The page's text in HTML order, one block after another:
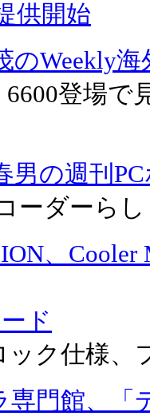
供開始
のWeekly
6600登場
男の週刊
ーダーら
、Cooler
ド
ック仕様、
専門館、「